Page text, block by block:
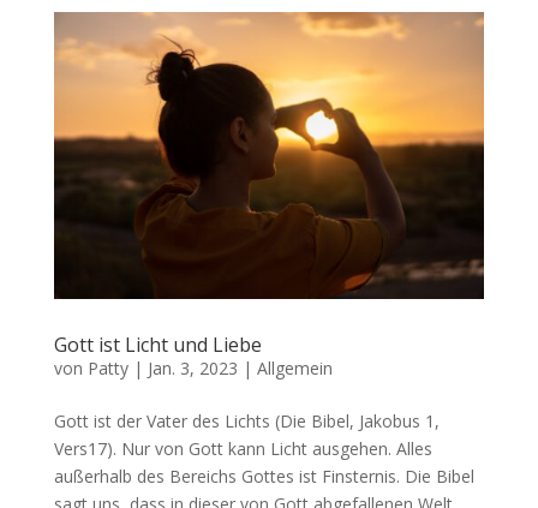
Gott ist Licht und Liebe
von Patty| Jan. 3, 2023 | Allgemein
Gott ist der Vater des Lichts (Die Bibel, Jakobus 1,
Vers17). Nur von Gott kann Licht ausgehen. Alles
außerhalb des Bereichs Gottes ist Finsternis. Die Bibel